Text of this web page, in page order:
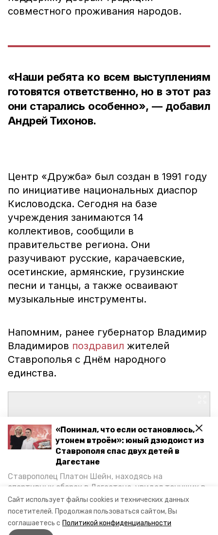
Сайт использует файлы cookies и технических данных
посетителей. Продолжая пользоваться сайтом, Вы
соглашаетесь с Политикой конфиденциальности
«Понимал, что если остановлюсь,
утонем втроём»: юный дзюдоист из
Ставрополя спас двух детей в
Дагестане
Ставрополец Платон Шейн, находясь на
спортивных сборах в Дегестане, увидел тонущих в
Каспийском море детей и бросился на помощь. По
возвращении домой, отважного мальчика
пригласили в министерство образования края и
наградили. Корреспондент «Победы26» пообщался
совместного проживания народов.
«Наши ребята ко всем выступлениям
готовятся ответственно, но в этот раз
они старались особенно», — добавил
Андрей Тихонов.
Центр «Дружба» был создан в 1991 году
по инициативе национальных диаспор
Кисловодска. Сегодня на базе
учреждения занимаются 14
коллективов, сообщили в
правительстве региона. Они
разучивают русские, карачаевские,
осетинские, армянские, грузинские
песни и танцы, а также осваивают
музыкальные инструменты.
Напомним, ранее губернатор Владимир
Владимиров поздравил жителей
Ставрополья с Днём народного
единства.